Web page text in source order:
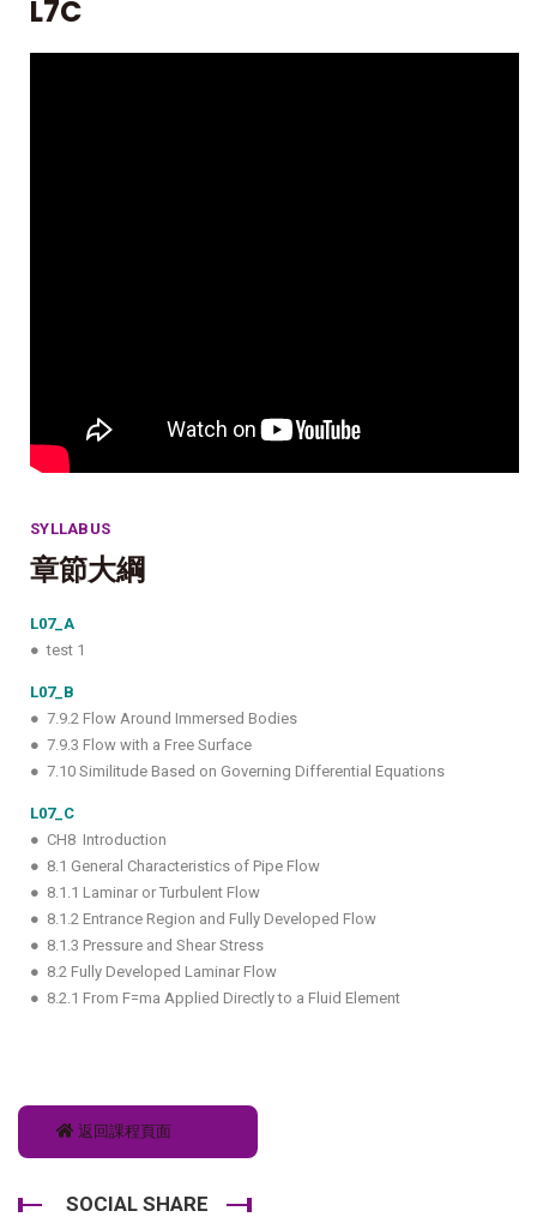
L7C
SYLLABUS
章節大綱
L07_A
● test 1
L07_B
● 7.9.2 Flow Around Immersed Bodies
● 7.9.3 Flow with a Free Surface
● 7.10 Similitude Based on Governing Differential Equations
L07_C
● CH8 Introduction
● 8.1 General Characteristics of Pipe Flow
● 8.1.1 Laminar or Turbulent Flow
● 8.1.2 Entrance Region and Fully Developed Flow
● 8.1.3 Pressure and Shear Stress
● 8.2 Fully Developed Laminar Flow
● 8.2.1 From F=ma Applied Directly to a Fluid Element
返回課程頁面
SOCIAL SHARE